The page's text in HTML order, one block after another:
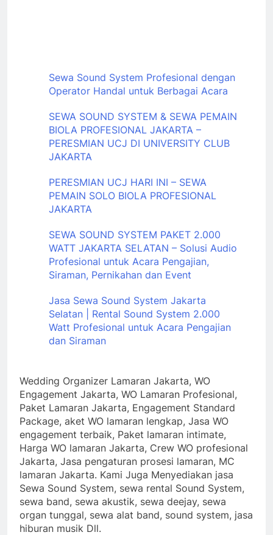
Sewa Sound System Profesional dengan
Operator Handal untuk Berbagai Acara
SEWA SOUND SYSTEM & SEWA PEMAIN
BIOLA PROFESIONAL JAKARTA –
PERESMIAN UCJ DI UNIVERSITY CLUB
JAKARTA
PERESMIAN UCJ HARI INI – SEWA
PEMAIN SOLO BIOLA PROFESIONAL
JAKARTA
SEWA SOUND SYSTEM PAKET 2.000
WATT JAKARTA SELATAN – Solusi Audio
Profesional untuk Acara Pengajian,
Siraman, Pernikahan dan Event
Jasa Sewa Sound System Jakarta
Selatan | Rental Sound System 2.000
Watt Profesional untuk Acara Pengajian
dan Siraman
Wedding Organizer Lamaran Jakarta, WO
Engagement Jakarta, WO Lamaran Profesional,
Paket Lamaran Jakarta, Engagement Standard
Package, aket WO lamaran lengkap, Jasa WO
engagement terbaik, Paket lamaran intimate,
Harga WO lamaran Jakarta, Crew WO profesional
Jakarta, Jasa pengaturan prosesi lamaran, MC
lamaran Jakarta. Kami Juga Menyediakan jasa
Sewa Sound System, sewa rental Sound System,
sewa band, sewa akustik, sewa deejay, sewa
organ tunggal, sewa alat band, sound system, jasa
hiburan musik Dll.